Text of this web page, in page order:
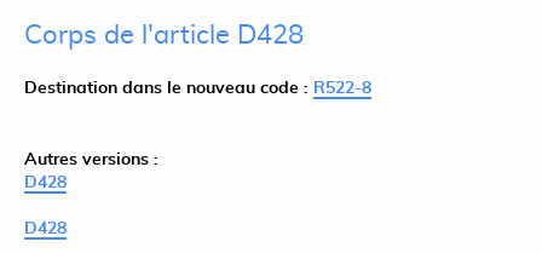
Corps de l'article D428
Destination dans le nouveau code : R522-8
Autres versions :
D428
D428